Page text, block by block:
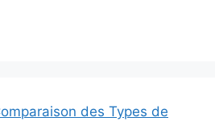
des Types de